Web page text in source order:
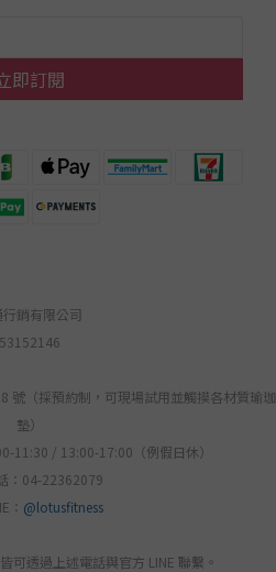
即訂閱
行銷有限公司
53152146
號（採預約制，可現場試用並觸摸各材質瑜珈
墊）
11:30 / 13:00-17:00（例假日休）
：04-22362079
： @lotusfitness
可透過上述電話與官方 LINE 聯繫。